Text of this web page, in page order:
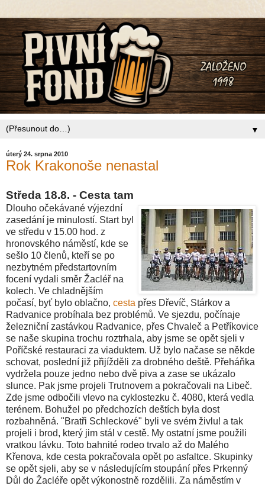
▼
úterý 24. srpna 2010
Rok Krakonoše nenastal
Středa 18.8. - Cesta tam
Dlouho očekávané výjezdní
zasedání je minulostí. Start byl
ve středu v 15.00 hod. z
hronovského náměstí, kde se
sešlo 10 členů, kteří se po
nezbytném předstartovním
focení vydali směr Žacléř na
kolech. Ve chladnějším
počasí, byť bylo oblačno, cesta přes Dřevíč, Stárkov a
Radvanice probíhala bez problémů. Ve sjezdu, počínaje
železniční zastávkou Radvanice, přes Chvaleč a Petříkovice
se naše skupina trochu roztrhala, aby jsme se opět sjeli v
Poříčské restauraci za viaduktem. Už bylo načase se někde
schovat, poslední již přijížděli za drobného deště. Přeháňka
vydržela pouze jedno nebo dvě piva a zase se ukázalo
slunce. Pak jsme projeli Trutnovem a pokračovali na Libeč.
Zde jsme odbočili vlevo na cyklostezku č. 4080, která vedla
terénem. Bohužel po předchozích deštích byla dost
rozbahněná. "Bratři Schleckové" byli ve svém živlu! a tak
projeli i brod, který jim stál v cestě. My ostatní jsme použili
vratkou lávku. Toto bahnité rodeo trvalo až do Malého
Křenova, kde cesta pokračovala opět po asfaltce. Skupinky
se opět sjeli, aby se v následujícím stoupání přes Prkenný
Důl do Žacléře opět výkonostně rozdělili. Za náměstím v